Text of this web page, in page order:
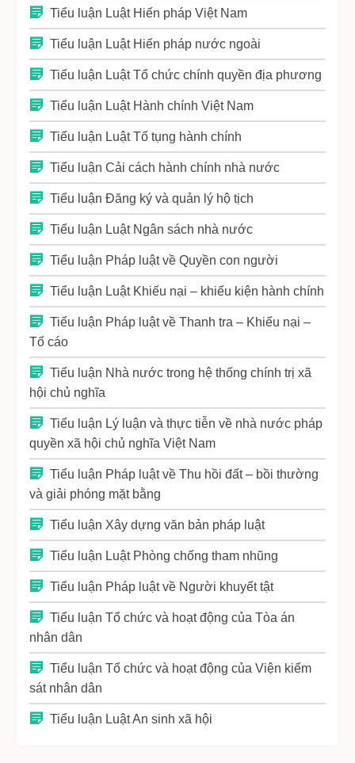
Tiểu luận Luật Hiến pháp Việt Nam
Tiểu luận Luật Hiến pháp nước ngoài
Tiểu luận Luật Tổ chức chính quyền địa phương
Tiểu luận Luật Hành chính Việt Nam
Tiểu luận Luật Tố tụng hành chính
Tiểu luận Cải cách hành chính nhà nước
Tiểu luận Đăng ký và quản lý hộ tịch
Tiểu luận Luật Ngân sách nhà nước
Tiểu luận Pháp luật về Quyền con người
Tiểu luận Luật Khiếu nại – khiếu kiện hành chính
Tiểu luận Pháp luật về Thanh tra – Khiếu nại –
Tố cáo
Tiểu luận Nhà nước trong hệ thống chính trị xã
hội chủ nghĩa
Tiểu luận Lý luận và thực tiễn về nhà nước pháp
quyền xã hội chủ nghĩa Việt Nam
Tiểu luận Pháp luật về Thu hồi đất – bồi thường
và giải phóng mặt bằng
Tiểu luận Xây dựng văn bản pháp luật
Tiểu luận Luật Phòng chống tham nhũng
Tiểu luận Pháp luật về Người khuyết tật
Tiểu luận Tổ chức và hoạt động của Tòa án
nhân dân
Tiểu luận Tổ chức và hoạt động của Viện kiểm
sát nhân dân
Tiểu luận Luật An sinh xã hội